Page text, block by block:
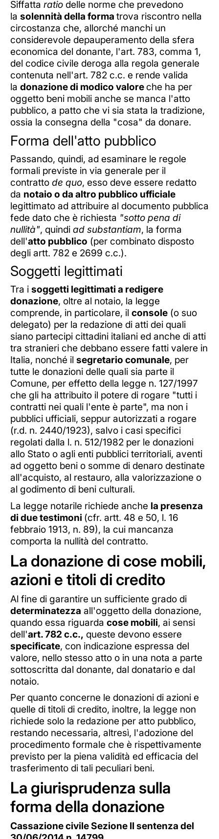
Siffatta ratiodelle norme che prevedono
la solennità della forma trova riscontro nella
circostanza che, allorché manchi un
considerevole depauperamento della sfera
economica del donante, l'art. 783, comma 1,
del codice civile deroga alla regola generale
contenuta nell'art. 782 c.c. e rende valida
la donazione di modico valore che ha per
oggetto beni mobili anche se manca l'atto
pubblico, a patto che vi sia stata la tradizione,
ossia la consegna della "cosa" da donare.
Forma dell'atto pubblico
Passando, quindi, ad esaminare le regole
formali previste in via generale per il
contratto de quo, esso deve essere redatto
da notaio o da altro pubblico ufficiale
legittimato ad attribuire al documento pubblica
fede dato che è richiesta "sotto pena di
nullità", quindi ad substantiam, la forma
dell'atto pubblico (per combinato disposto
degli artt. 782 e 2699 c.c.).
Soggetti legittimati
Tra i soggetti legittimati a redigere
donazione, oltre al notaio, la legge
comprende, in particolare, il console(o suo
delegato) per la redazione di atti dei quali
siano partecipi cittadini italiani ed anche di atti
tra stranieri che debbano essere fatti valere in
Italia, nonché il segretario comunale, per
tutte le donazioni delle quali sia parte il
Comune, per effetto della legge n. 127/1997
che gli ha attribuito il potere di rogare "tutti i
contratti nei quali l'ente è parte", ma non i
pubblici ufficiali, seppur autorizzati a rogare
(r.d. n. 2440/1923), salvo i casi specifici
regolati dalla l. n. 512/1982 per le donazioni
allo Stato o agli enti pubblici territoriali, aventi
ad oggetto beni o somme di denaro destinate
all'acquisto, al restauro, alla valorizzazione o
al godimento di beni culturali.
La legge notarile richiede anche la presenza
di due testimoni (cfr. artt. 48 e 50, l. 16
febbraio 1913, n. 89), la cui mancanza
comporta la nullità del contratto.
La donazione di cose mobili,
azioni e titoli di credito
Al fine di garantire un sufficiente grado di
determinatezza all'oggetto della donazione,
quando essa riguarda cose mobili, ai sensi
dell'art. 782 c.c., queste devono essere
specificate, con indicazione espressa del
valore, nello stesso atto o in una nota a parte
sottoscritta dal donante, dal donatario e dal
notaio.
Per quanto concerne le donazioni di azioni e
quelle di titoli di credito, inoltre, la legge non
richiede solo la redazione per atto pubblico,
restando necessaria, altresì, l'adozione del
procedimento formale che è rispettivamente
previsto per la piena validità ed efficacia del
trasferimento di tali peculiari beni.
La giurisprudenza sulla
forma della donazione
Cassazione civile Sezione II sentenza del